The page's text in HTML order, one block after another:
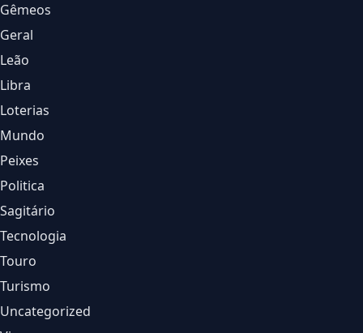
Gêmeos
Geral
Leão
Libra
Loterias
Mundo
Peixes
Politica
Sagitário
Tecnologia
Touro
Turismo
Uncategorized